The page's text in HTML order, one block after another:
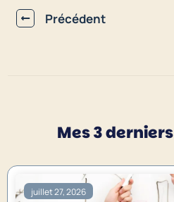
Précédent
Mes 3 derniers
juillet 27, 2026